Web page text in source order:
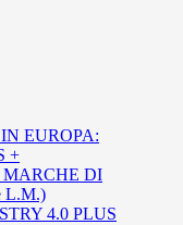
EUROPA:
+
DI
L.M.)
4.0 PLUS